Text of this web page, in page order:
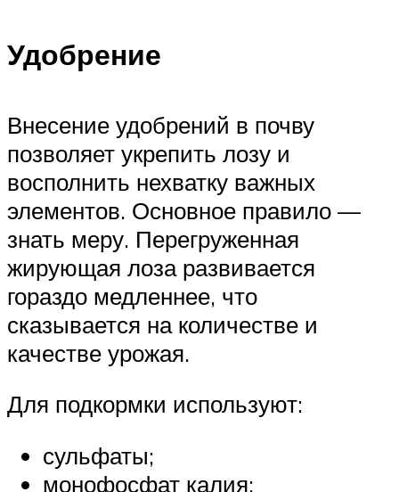
Удобрение
Внесение удобрений в почву
позволяет укрепить лозу и
восполнить нехватку важных
элементов. Основное правило —
знать меру. Перегруженная
жирующая лоза развивается
гораздо медленнее, что
сказывается на количестве и
качестве урожая.
Для подкормки используют:
сульфаты;
монофосфат калия;